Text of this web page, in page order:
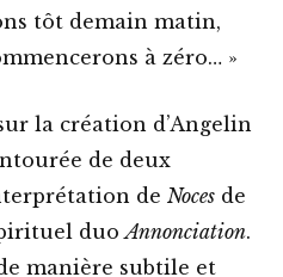
tôt demain matin,
à zéro… »
la création d’Angelin
de deux
de Noces de
duoAnnonciation.
manière subtile et